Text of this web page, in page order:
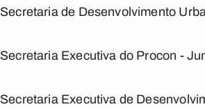
Secretaria de Desenvolvimento
Secretaria Executiva do Procon -
Secretaria Executiva de